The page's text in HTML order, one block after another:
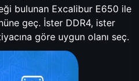
bulunan Excalibur E650 ile
geç. İster DDR4, ister
göre uygun olanı seç.